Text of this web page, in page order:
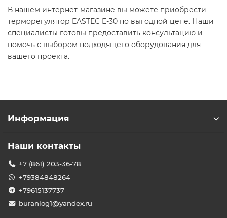
В нашем интернет-магазине вы можете приобрести
терморегулятор EASTEC E-30 по выгодной цене. Наши
специалисты готовы предоставить консультацию и
помочь с выбором подходящего оборудования для
вашего проекта.​
Информация
Наши контакты
+7 (861) 203-36-78
+79384848264
+79615137737
buranlog1@yandex.ru